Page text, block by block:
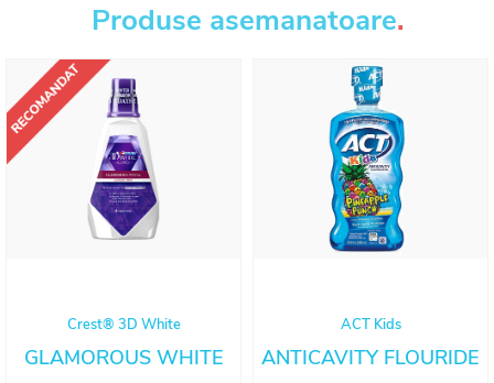
Produse asemanatoare.
Crest® 3D White
GLAMOROUS WHITE
ACT Kids
ANTICAVITY FLOURIDE